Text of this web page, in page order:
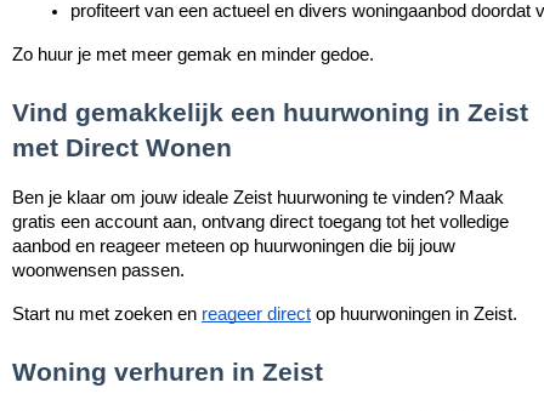
profiteert van een actueel en divers woningaanbod doordat
Zo huur je met meer gemak en minder gedoe.
Vind gemakkelijk een huurwoning in Zeist
met Direct Wonen
Ben je klaar om jouw ideale Zeist huurwoning te vinden? Maak
gratis een account aan, ontvang direct toegang tot het volledige
aanbod en reageer meteen op huurwoningen die bij jouw
woonwensen passen.
Start nu met zoeken en reageer direct op huurwoningen in Zeist.
Woning verhuren in Zeist